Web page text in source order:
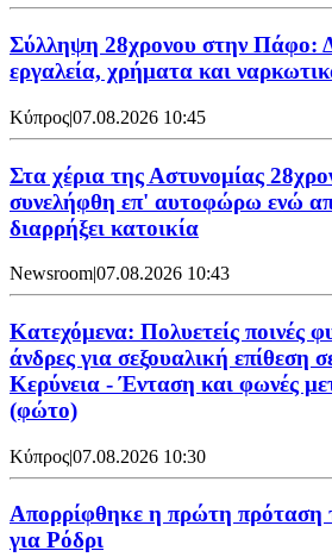
Σύλληψη 28χρονου στην Πάφο:
εργαλεία, χρήματα και
Κύπρος|07.08.2026 10:45
Στα χέρια της Αστυνομίας
συνελήφθη επ' αυτοφώρω ενώ
διαρρήξει κατοικία
Newsroom|07.08.2026 10:43
Κατεχόμενα: Πολυετείς ποινές
άνδρες για σεξουαλική επίθεση
Κερύνεια - Ένταση και φωνές
(φώτο)
Κύπρος|07.08.2026 10:30
Απορρίφθηκε η πρώτη πρόταση
για Ρόδρι